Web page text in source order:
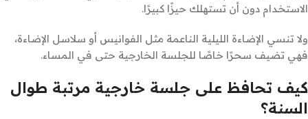
الاستخدام دون أن تستهلك حيزًا كبيرًا.
ولا تنسي الإضاءة الليلية الناعمة مثل الفوانيس أو سلاسل الإضاءة،
فهي تضيف سحرًا خاصًا للجلسة الخارجية حتى في المساء.
كيف تحافظ على جلسة خارجية مرتبة طوال
السنة؟